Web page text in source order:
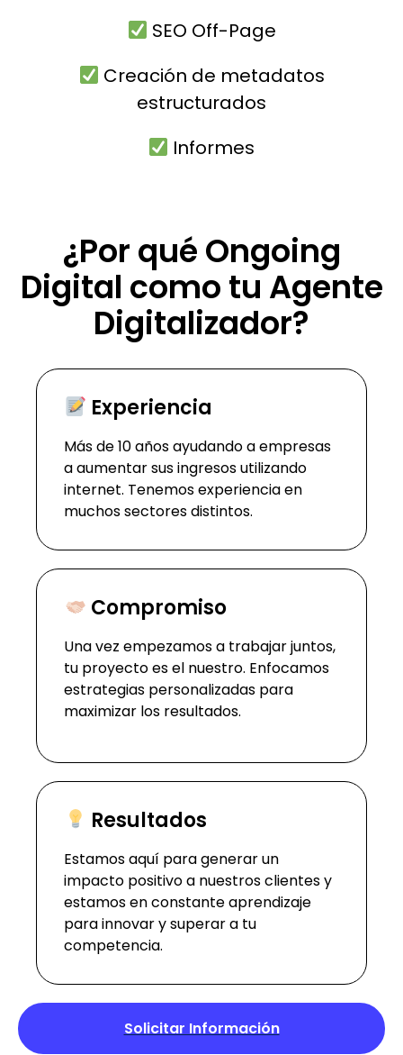
SEO Off-Page
Creación de metadatos
estructurados
Informes
¿Por qué Ongoing
Digital como tu Agente
Digitalizador?
Experiencia
Más de 10 años ayudando a empresas
a aumentar sus ingresos utilizando
internet. Tenemos experiencia en
muchos sectores distintos.
Compromiso
Una vez empezamos a trabajar juntos,
tu proyecto es el nuestro. Enfocamos
estrategias personalizadas para
maximizar los resultados.
Resultados
Estamos aquí para generar un
impacto positivo a nuestros clientes y
estamos en constante aprendizaje
para innovar y superar a tu
competencia.
Solicitar Información